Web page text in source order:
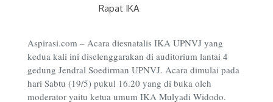
Rapat IKA
Aspirasi.com – Acara diesnatalis IKA UPNVJ yang
kedua kali ini diselenggarakan di auditorium lantai 4
gedung Jendral Soedirman UPNVJ. Acara dimulai pada
hari Sabtu (19/5) pukul 16.20 yang di buka oleh
moderator yaitu ketua umum IKA Mulyadi Widodo.